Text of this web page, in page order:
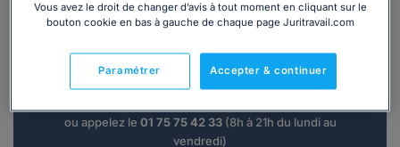
Vous souhaitez une consultation par
téléphone ?
Consulter immédiatement
ou appelez le 01 75 75 42 33(8h à 21h du lundi au
vendredi)
Vous avez le droit de changer d’avis à tout moment en cliquant sur le
bouton cookie en bas à gauche de chaque page Juritravail.com
Accepter & continuer
Paramétrer